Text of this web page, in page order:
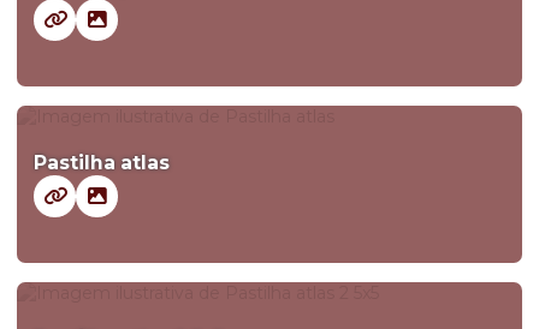
Pastilha atlas